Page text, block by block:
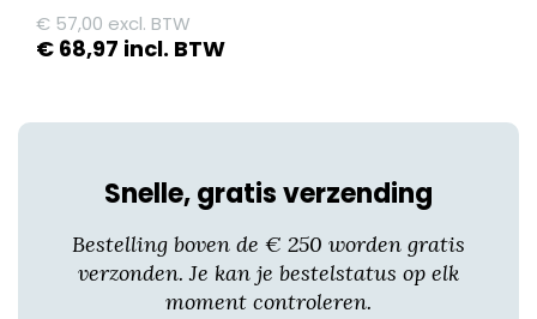
€ 57,00 excl. BTW
€ 68,97 incl. BTW
variaties.
optie
Snelle, gratis verzending
Bestelling boven de € 250 worden gratis
verzonden. Je kan je bestelstatus op elk
moment controleren.